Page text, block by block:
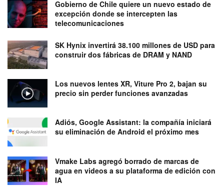
Gobierno de Chile quiere un nuevo estado de
excepción donde se intercepten las
telecomunicaciones
SK Hynix invertirá 38.100 millones de USD para
construir dos fábricas de DRAM y NAND
Los nuevos lentes XR, Viture Pro 2, bajan su
precio sin perder funciones avanzadas
Adiós, Google Assistant: la compañía iniciará
su eliminación de Android el próximo mes
Vmake Labs agregó borrado de marcas de
agua en videos a su plataforma de edición con
IA